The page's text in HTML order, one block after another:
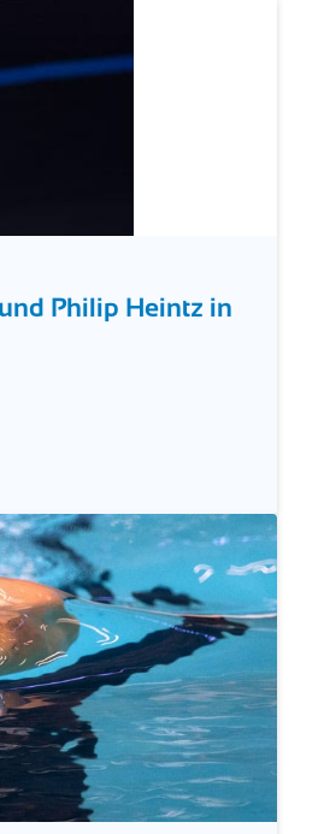
Philip Heintz in